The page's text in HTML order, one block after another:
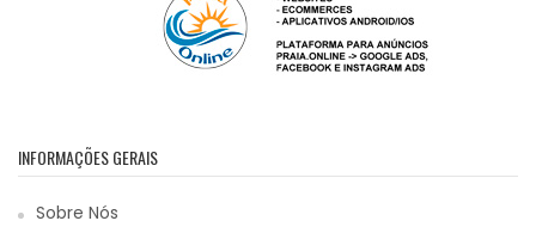
INFORMAÇÕES GERAIS
Sobre Nós